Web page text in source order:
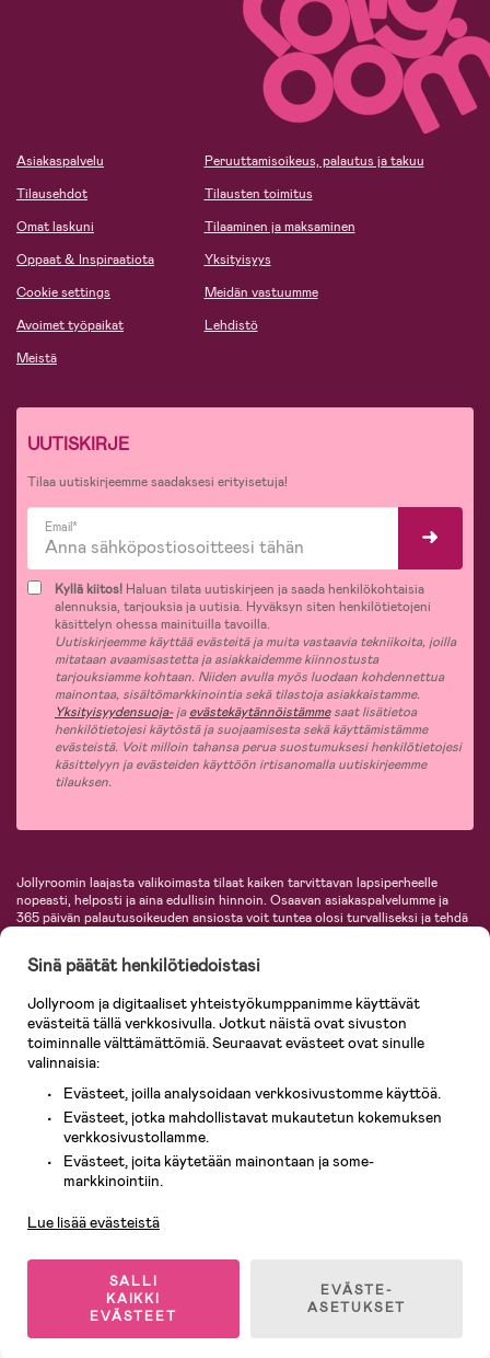
Asiakaspalvelu
Tilausehdot
Omat laskuni
Oppaat & Inspiraatiota
Cookie settings
Avoimet työpaikat
Meistä
Peruuttamisoikeus, palautus ja takuu
Tilausten toimitus
Tilaaminen ja maksaminen
Yksityisyys
Meidän vastuumme
Lehdistö
UUTISKIRJE
Tilaa uutiskirjeemme saadaksesi erityisetuja!
Email*
Kyllä kiitos! Haluan tilata uutiskirjeen ja saada henkilökohtaisia
alennuksia, tarjouksia ja uutisia. Hyväksyn siten henkilötietojeni
käsittelyn ohessa mainituilla tavoilla.
Uutiskirjeemme käyttää evästeitä ja muita vastaavia tekniikoita, joilla
mitataan avaamisastetta ja asiakkaidemme kiinnostusta
tarjouksiamme kohtaan. Niiden avulla myös luodaan kohdennettua
mainontaa, sisältömarkkinointia sekä tilastoja asiakkaistamme.
Yksityisyydensuoja-jaevästekäytännöistämmesaat lisätietoa
henkilötietojesi käytöstä ja suojaamisesta sekä käyttämistämme
evästeistä. Voit milloin tahansa perua suostumuksesi henkilötietojesi
käsittelyyn ja evästeiden käyttöön irtisanomalla uutiskirjeemme
tilauksen.
Jollyroomin laajasta valikoimasta tilaat kaiken tarvittavan lapsiperheelle
nopeasti, helposti ja aina edullisin hinnoin. Osaavan asiakaspalvelumme ja
365 päivän palautusoikeuden ansiosta voit tuntea olosi turvalliseksi ja tehdä
lastentarvikkeita sekä paljon muuta. Meiltä löydät lukuisia tunnettuja
KidKraft, Ergobaby, Philips Avent, Neonate, Cybex, LEGO ja monia muita!
Tervetuloa shoppailemaan Pohjoismaiden suurimpaan lastentarvikkeiden
verkkokauppaan!
Sinä päätät henkilötiedoistasi
Jollyroom ja digitaaliset yhteistyökumppanimme käyttävät
evästeitä tällä verkkosivulla. Jotkut näistä ovat sivuston
toiminnalle välttämättömiä. Seuraavat evästeet ovat sinulle
valinnaisia:
Evästeet, joilla analysoidaan verkkosivustomme käyttöä.
Evästeet, jotka mahdollistavat mukautetun kokemuksen
verkkosivustollamme.
Evästeet, joita käytetään mainontaan ja some-
markkinointiin.
Lue lisää evästeistä
SALLI
KAIKKI
EVÄSTEET
EVÄSTE-
ASETUKSET